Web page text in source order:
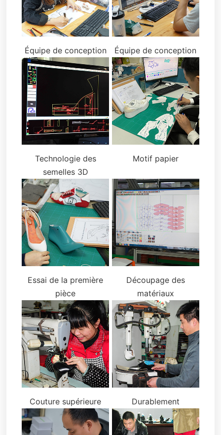
Équipe de conception Équipe de conception
Technologie des
semelles 3D
Motif papier
Essai de la première
pièce
Découpage des
matériaux
Couture supérieure Durablement